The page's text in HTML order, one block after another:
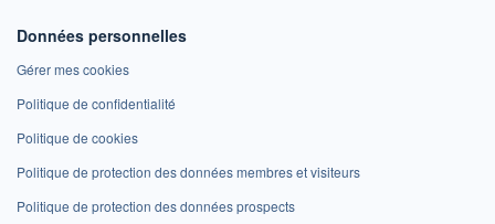
Données personnelles
Gérer mes cookies
Politique de confidentialité
Politique de cookies
Politique de protection des données membres et visiteurs
Politique de protection des données prospects